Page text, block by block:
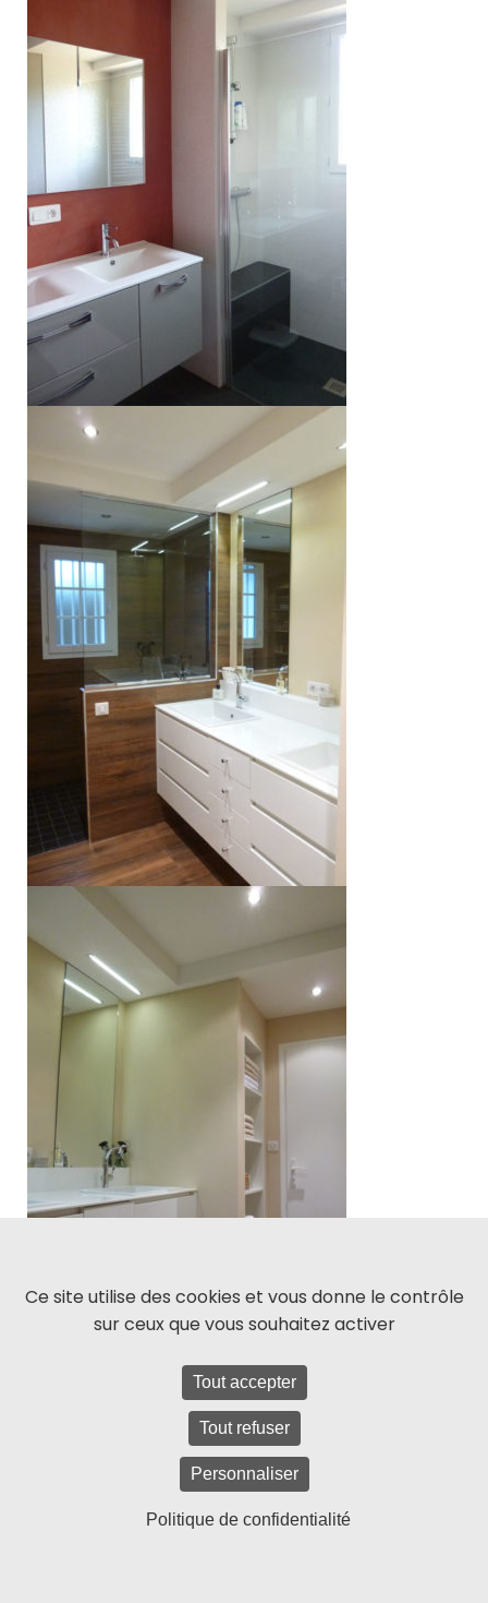
Ce site utilise des cookies et vous donne le contrôle
sur ceux que vous souhaitez activer
Tout accepter
Tout refuser
Personnaliser
Politique de confidentialité